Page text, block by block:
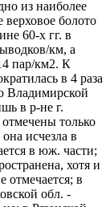
из наиболее
болото
60-х гг. в
км, а
пар/км2. К
в 4 раза
Владимирской
в р-не г.
только
исчезла в
в юж. части;
хотя и
отмечается; в
обл. -